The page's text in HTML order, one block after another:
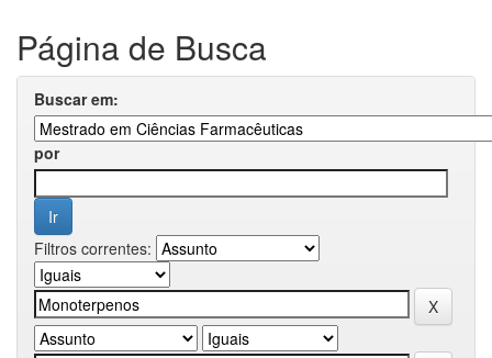
Página de Busca
Buscar em:
por
Filtros correntes: